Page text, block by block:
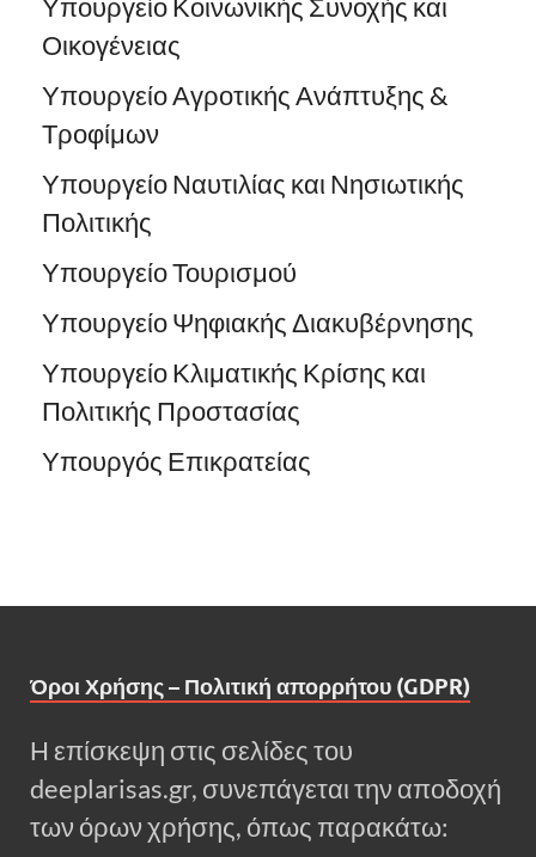
Υπουργείο Κοινωνικής Συνοχής και
Οικογένειας
Υπουργείο Αγροτικής Ανάπτυξης &
Τροφίμων
Υπουργείο Ναυτιλίας και Νησιωτικής
Πολιτικής
Υπουργείο Τουρισμού
Υπουργείο Ψηφιακής Διακυβέρνησης
Υπουργείο Κλιματικής Κρίσης και
Πολιτικής Προστασίας
Υπουργός Επικρατείας
Όροι Χρήσης – Πολιτική απορρήτου (GDPR)
Η επίσκεψη στις σελίδες του
deeplarisas.gr, συνεπάγεται την αποδοχή
των όρων χρήσης, όπως παρακάτω: